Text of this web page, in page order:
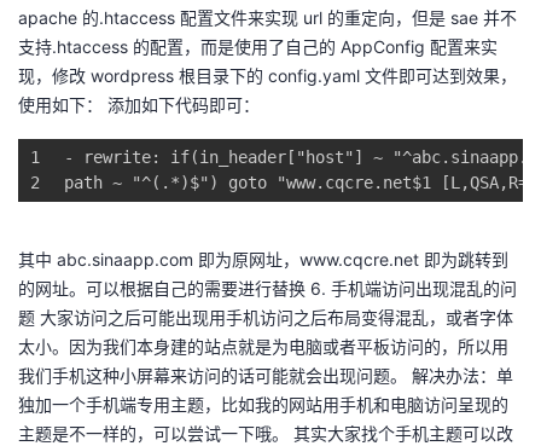
验
收
藏
议
apache 的.htaccess 配置文件来实现 url 的重定向，但是 sae 并不
支持.htaccess 的配置，而是使用了自己的 AppConfig 配置来实
现，修改 wordpress 根目录下的 config.yaml 文件即可达到效果，
使用如下： 添加如下代码即可：
1
2
- rewrite: if(in_header[ "host" ] ~
path ~ "^(.*)$" ) goto "www.cqcre.net$1
其中 abc.sinaapp.com 即为原网址，www.cqcre.net 即为跳转到
的网址。可以根据自己的需要进行替换 6. 手机端访问出现混乱的问
题 大家访问之后可能出现用手机访问之后布局变得混乱，或者字体
太小。因为我们本身建的站点就是为电脑或者平板访问的，所以用
我们手机这种小屏幕来访问的话可能就会出现问题。 解决办法：单
独加一个手机端专用主题，比如我的网站用手机和电脑访问呈现的
主题是不一样的，可以尝试一下哦。 其实大家找个手机主题可以改